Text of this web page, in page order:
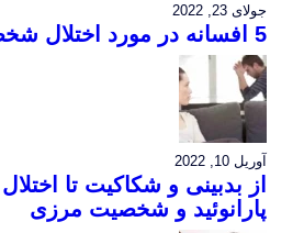
جولای 23, 2022
5 افسانه در مورد اختلال شخصیت اجتنابی
آوریل 10, 2022
از بدبینی و شکاکیت تا
پارانوئید و شخصیت مرزی